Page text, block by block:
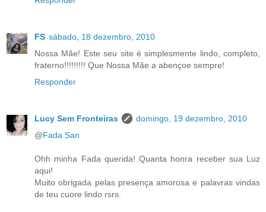
FS sábado, 18 dezembro, 2010
Nossa Mãe! Este seu site é simplesmente lindo, completo,
fraterno!!!!!!!!! Que Nossa Mãe a abençoe sempre!
Responder
Lucy Sem Fronteiras
domingo, 19 dezembro, 2010
@Fada San
Ohh minha Fada querida! Quanta honra receber sua Luz
aqui!
Muito obrigada pelas presença amorosa e palavras vindas
de teu cuore lindo rsrs.